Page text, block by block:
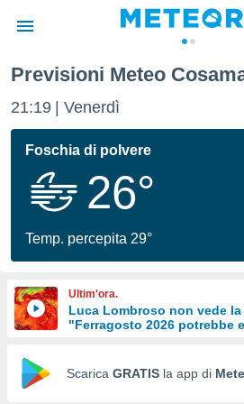
di
per
le
di
Web
Previsioni Meteo
21:19 Venerdì
Foschia di polvere
26°
Temp. percepita 29°
Ultim'ora.
Luca Lombroso non vede
"Ferragosto 2026 potrebbe
Scarica GRATIS la app di